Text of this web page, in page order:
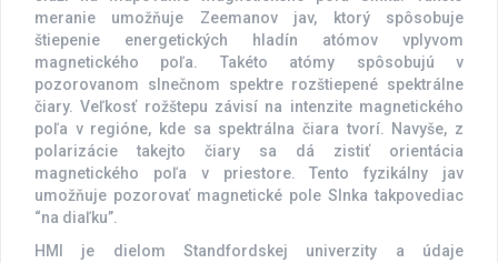
meranie umožňuje Zeemanov jav, ktorý spôsobuje
štiepenie energetických hladín atómov vplyvom
magnetického poľa. Takéto atómy spôsobujú v
pozorovanom slnečnom spektre rozštiepené spektrálne
čiary. Veľkosť rožštepu závisí na intenzite magnetického
poľa v regióne, kde sa spektrálna čiara tvorí. Navyše, z
polarizácie takejto čiary sa dá zistiť orientácia
magnetického poľa v priestore. Tento fyzikálny jav
umožňuje pozorovať magnetické pole Slnka takpovediac
“na diaľku”.
HMI je dielom Standfordskej univerzity a údaje